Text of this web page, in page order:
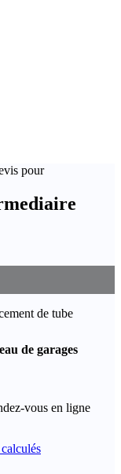
pour
de tube
de garages
vous en ligne